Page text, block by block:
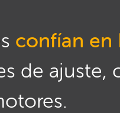
confían en
de ajuste,